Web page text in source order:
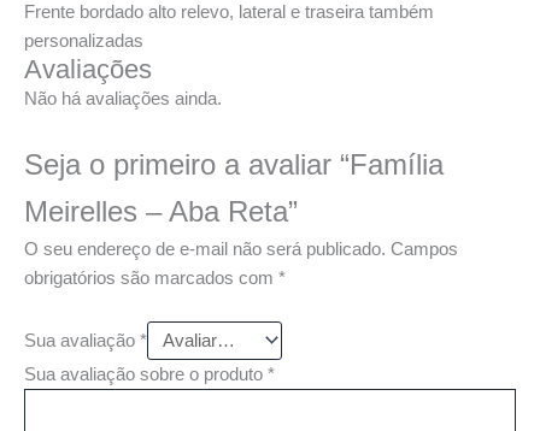
Frente bordado alto relevo, lateral e traseira também
personalizadas
Avaliações
Não há avaliações ainda.
Seja o primeiro a avaliar “Família
Meirelles – Aba Reta”
O seu endereço de e-mail não será publicado. Campos
obrigatórios são marcados com *
Sua avaliação *
Sua avaliação sobre o produto *